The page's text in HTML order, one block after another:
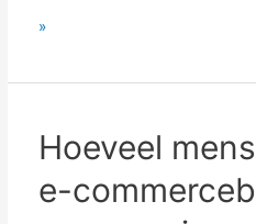
Is
e-
te
competitief
om
»
Hoeveel
e-